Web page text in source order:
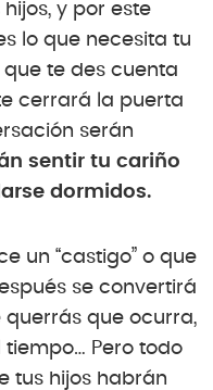
y por este
lo que necesita tu
te des cuenta
cerrará la puerta
serán
sentir tu cariño
dormidos.
un “castigo” o que
se convertirá
querrás que ocurra,
Pero todo
tus hijos habrán